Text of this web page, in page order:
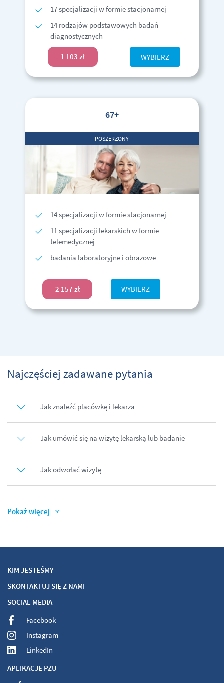
17 specjalizacji w formie stacjonarnej
14 rodzajów podstawowych badań
diagnostycznych
1 103 zł WYBIERZ
67+
POSZERZONY
14 specjalizacji w formie stacjonarnej
11 specjalizacji lekarskich w formie
telemedycznej
badania laboratoryjne i obrazowe
2 157 zł WYBIERZ
Najczęściej zadawane pytania
Jak znaleźć placówkę i lekarza
Jak umówić się na wizytę lekarską lub badanie
Jak odwołać wizytę
Pokaż więcej
KIM JESTEŚMY
SKONTAKTUJ SIĘ Z NAMI
SOCIAL MEDIA
Facebook
Instagram
LinkedIn
APLIKACJE PZU